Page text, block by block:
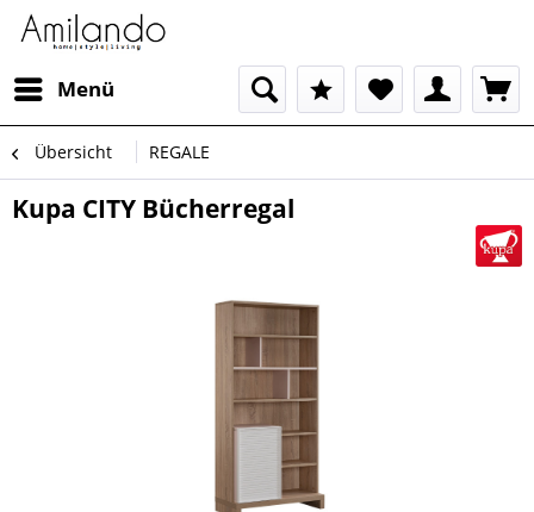
Menü
Übersicht REGALE
Kupa CITY Bücherregal